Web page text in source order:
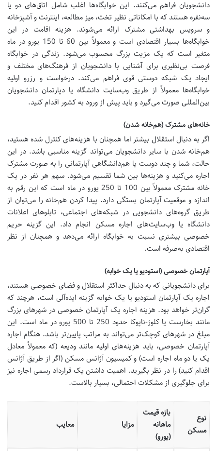
دانشجویان فراهم می‌کنند. این خوابگاه‌ها اغلب شامل اتاق‌های دو یا
سه‌نفره هستند که با امکاناتی نظیر تخت، میز مطالعه، اینترنت و آشپزخانه
و سرویس بهداشتی مشترک ارائه می‌شوند. هزینه اقامت در این
خوابگاه‌ها بسیار اقتصادی است و معمولاً بین 60 تا 150 یورو در ماه
متغیر است که یک مزیت بزرگ محسوب می‌شود. زندگی در خوابگاه
فرصت بی‌نظیری برای آشنایی با دانشجویان از فرهنگ‌های مختلف و
ایجاد یک شبکه دوستی قوی فراهم می‌کند. درخواست و رزرو اولیه
خوابگاه‌ها معمولاً از طریق وب‌سایت دانشگاه یا دپارتمان دانشجویان
بین‌المللی صورت می‌گیرد و باید پیش از ورود به کشور اقدام کنید.
خانه‌های مشترک (هم‌خانه شدن)
اگر به دنبال استقلال بیشتر اما همچنان با هزینه‌های کنترل شده هستید،
هم‌خانه شدن با سایر دانشجویان می‌تواند گزینه مناسبی باشد. در این
حالت، شما و چند دوست یا هم‌دانشگاهی آپارتمانی را به صورت مشترک
اجاره می‌کنید و هزینه‌ها بین شما تقسیم می‌شود. سهم هر نفر در یک
خانه مشترک معمولاً بین 100 تا 250 یورو در ماه است که این رقم به
اندازه و موقعیت آپارتمان بستگی دارد. پیدا کردن هم‌خانه را می‌توان از
طریق گروه‌های دانشجویی در شبکه‌های اجتماعی، تابلوهای اعلانات
دانشگاه یا وب‌سایت‌های اجاره مسکن انجام داد. این گزینه حریم
خصوصی بیشتری نسبت به خوابگاه ارائه می‌دهد و همچنان از نظر
اقتصادی به‌صرفه است.
آپارتمان خصوصی (استودیو یا یک خوابه)
برای دانشجویانی که به دنبال حداکثر استقلال و فضای خصوصی هستند،
اجاره یک آپارتمان استودیو یا یک خوابه گزینه ایده‌آلی است، هرچند که
گران‌تر خواهد بود. هزینه اجاره یک آپارتمان خصوصی در شهرهای بزرگ
مانند بخارست یا کلوژ-ناپوکا حدود 250 تا 500 یورو در ماه است. این
مبلغ در شهرهای کوچک‌تر می‌تواند به مراتب پایین‌تر باشد. هنگام اجاره
آپارتمان خصوصی، باید هزینه‌های اولیه مانند ودیعه (که معمولاً معادل
یک یا دو ماه اجاره است) و کمیسیون آژانس مسکن (اگر از طریق آژانس
اقدام کنید) را در نظر بگیرید. اهمیت داشتن یک قرارداد رسمی اجاره نیز
برای جلوگیری از مشکلات احتمالی، بسیار بالاست.
نوع
مسکن
بازه قیمت
ماهانه
(یورو)
مزایا معایب